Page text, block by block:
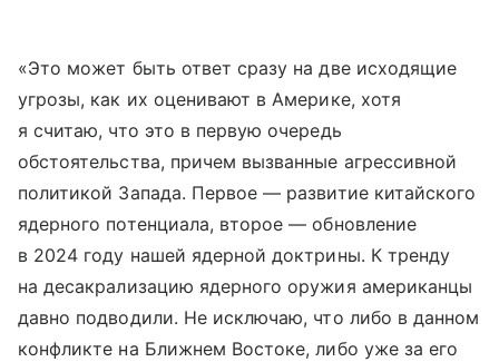
«Это может быть ответ сразу на две исходящие
угрозы, как их оценивают в Америке, хотя
я считаю, что это в первую очередь
обстоятельства, причем вызванные агрессивной
политикой Запада. Первое — развитие китайского
ядерного потенциала, второе — обновление
в 2024 году нашей ядерной доктрины. К тренду
на десакрализацию ядерного оружия американцы
давно подводили. Не исключаю, что либо в данном
конфликте на Ближнем Востоке, либо уже за его